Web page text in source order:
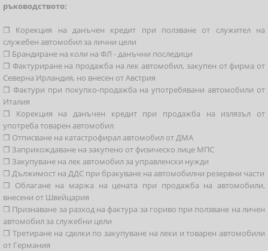
ръководството:
❒ Корекция на данъчен кредит при ползване от служител на
служебен автомобил за лични цели
❒ Брандиране на коли на ФЛ - данъчни последици
❒ Фактуриране на продажба на лек автомобил, закупен от фирма от
Северна Ирландия, но внесен от Австрия
❒ Фактури при покупко-продажба на употребявани автомобили от
Италия
❒ Корекция на данъчен кредит при продажба на излязъл от
употреба товарен автомобил
❒ Отписване на катастрофирал автомобил от ДМА
❒ Заприхождаване на закупено от физическо лице МПС
❒ Закупуване на лек автомобил за управленски нужди
❒ Дължимост на ДДС при бракуване на автомобилни резервни части
❒ Облагане на маржа на цената при продажба на автомобили,
внесени от Швейцария
❒ Признаване за разход на фактура за гориво при ползване на личен
автомобил за служебни цели
❒ Третиране на сделки по закупуване на леки и товарен автомобили
от Германия